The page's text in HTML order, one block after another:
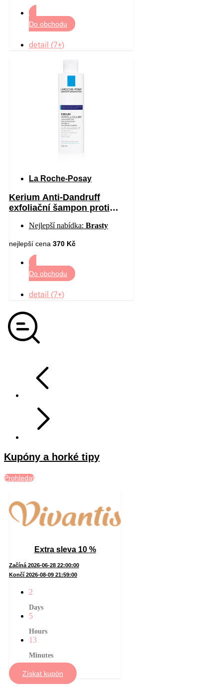
Do obchodu
detail (7+)
La Roche-Posay
Kerium Anti-Dandruff
exfoliační šampon proti
Nejlepší nabídka: Brasty
nejlepší cena 370 Kč
Do obchodu
detail (7+)
Kupóny a horké tipy
Prohledat
Extra sleva 10 %
Začíná 2026-06-28 22:00:00
Končí 2026-08-09 21:59:00
2
Days
5
Hours
13
Minutes
Získat kupón